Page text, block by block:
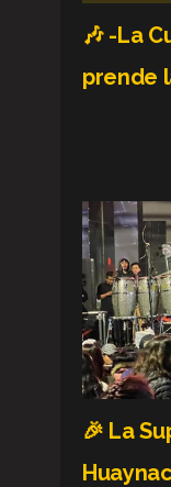
🎶 -La
prende
🎉 La